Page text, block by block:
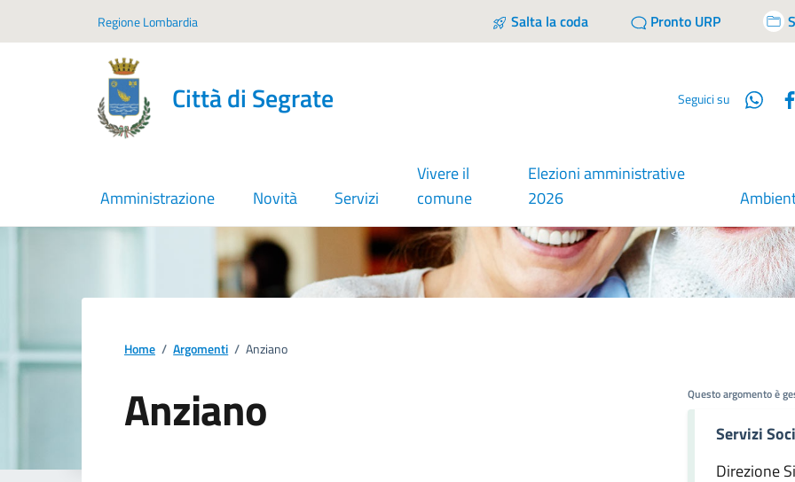
Regione Lombardia Salta la coda Pronto URP
Città di Segrate Seguici su
Amministrazione Novità Servizi
Vivere il
comune
Elezioni amministrative
2026
Home / Argomenti / Anziano
Anziano Questo argomento è
Servizi
Direzione